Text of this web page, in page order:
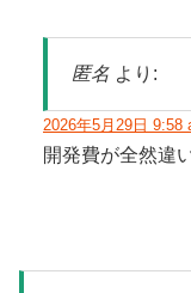
匿名 より:
2026年5月29日 9:58
開発費が全然違